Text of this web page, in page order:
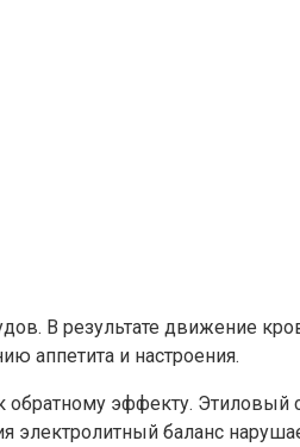
В результате движение
аппетита и настроения.
эффекту. Этиловый
электролитный баланс